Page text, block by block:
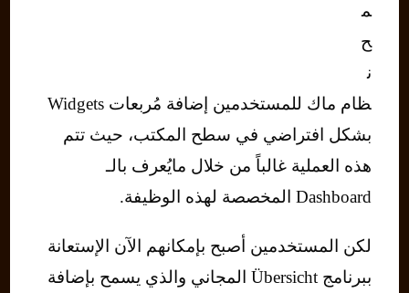
م
ح
ن
ظام ماك للمستخدمين إضافة مُربعات Widgets
بشكل افتراضي في سطح المكتب، حيث تتم
هذه العملية غالباً من خلال مايُعرف بالـ
Dashboard المخصصة لهذه الوظيفة.
لكن المستخدمين أصبح بإمكانهم الآن الإستعانة
ببرنامج Übersicht المجاني والذي يسمح بإضافة